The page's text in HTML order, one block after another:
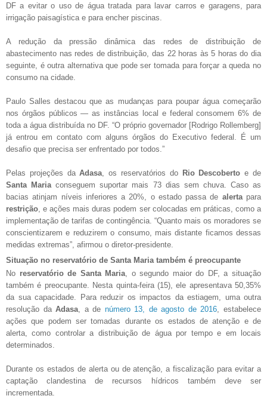
DF a evitar o uso de água tratada para lavar carros e garagens, para
irrigação paisagística e para encher piscinas.
A redução da pressão dinâmica das redes de distribuição de
abastecimento nas redes de distribuição, das 22 horas às 5 horas do dia
seguinte, é outra alternativa que pode ser tomada para forçar a queda no
consumo na cidade.
Paulo Salles destacou que as mudanças para poupar água começarão
nos órgãos públicos — as instâncias local e federal consomem 6% de
toda a água distribuída no DF. “O próprio governador [Rodrigo Rollemberg]
já entrou em contato com alguns órgãos do Executivo federal. É um
desafio que precisa ser enfrentado por todos.”
Pelas projeções daAdasa , os reservatórios do Rio Descobertoe de
Santa Maria conseguem suportar mais 73 dias sem chuva. Caso as
bacias atinjam níveis inferiores a 20%, o estado passa de alertapara
restrição , e ações mais duras podem ser colocadas em práticas, como a
implementação de tarifas de contingência. “Quanto mais os moradores se
conscientizarem e reduzirem o consumo, mais distante ficamos dessas
medidas extremas”, afirmou o diretor-presidente.
Situação no reservatório de Santa Maria também é preocupante
No reservatório de Santa Maria , o segundo maior do DF, a situação
também é preocupante. Nesta quinta-feira (15), ele apresentava 50,35%
da sua capacidade. Para reduzir os impactos da estiagem, uma outra
resolução daAdasa , a de número 13, de agosto de 2016 , estabelece
ações que podem ser tomadas durante os estados de atenção e de
alerta, como controlar a distribuição de água por tempo e em locais
determinados.
Durante os estados de alerta ou de atenção, a fiscalização para evitar a
captação clandestina de recursos hídricos também deve ser
incrementada.